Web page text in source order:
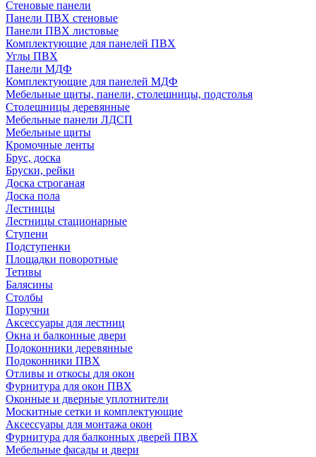
Стеновые панели
Панели ПВХ стеновые
Панели ПВХ листовые
Комплектующие для панелей ПВХ
Углы ПВХ
Панели МДФ
Комплектующие для панелей МДФ
Мебельные щиты, панели, столешницы, подстолья
Столешницы деревянные
Мебельные панели ЛДСП
Мебельные щиты
Кромочные ленты
Брус, доска
Бруски, рейки
Доска строганая
Доска пола
Лестницы
Лестницы стационарные
Ступени
Подступенки
Площадки поворотные
Тетивы
Балясины
Столбы
Поручни
Аксессуары для лестниц
Окна и балконные двери
Подоконники деревянные
Подоконники ПВХ
Отливы и откосы для окон
Фурнитура для окон ПВХ
Оконные и дверные уплотнители
Москитные сетки и комплектующие
Аксессуары для монтажа окон
Фурнитура для балконных дверей ПВХ
Мебельные фасады и двери